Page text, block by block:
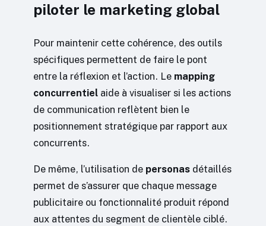
piloter le marketing global
Pour maintenir cette cohérence, des outils
spécifiques permettent de faire le pont
entre la réflexion et l’action. Le mapping
concurrentiel aide à visualiser si les actions
de communication reflètent bien le
positionnement stratégique par rapport aux
concurrents.
De même, l’utilisation de personas détaillés
permet de s’assurer que chaque message
publicitaire ou fonctionnalité produit répond
aux attentes du segment de clientèle ciblé.